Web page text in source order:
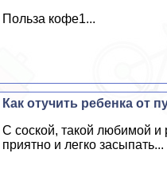
Польза кофе1...
Как отучить ребенка от
С соской, такой любимой и
приятно и легко засыпать...